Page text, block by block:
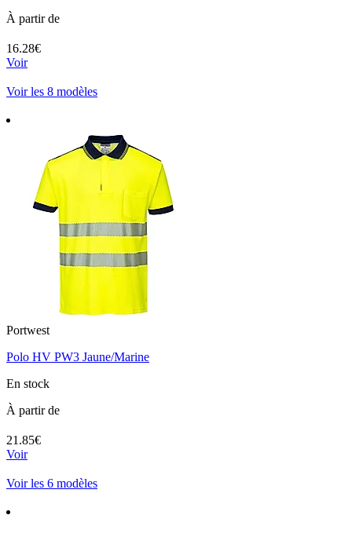
À partir de
16.28€
Voir
Voir les 8 modèles
Portwest
Polo HV PW3 Jaune/Marine
En stock
À partir de
21.85€
Voir
Voir les 6 modèles